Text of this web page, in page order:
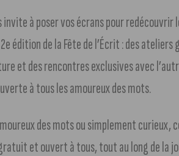
à poser vos écrans pour redécouvrir
édition de la Fête de l’Écrit : des
et des rencontres exclusives avec
à tous les amoureux des mots.
des mots ou simplement curieux,
et ouvert à tous, tout au long de la